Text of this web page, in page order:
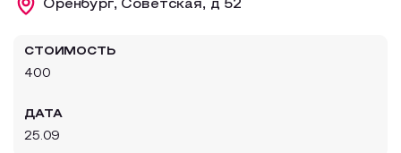
Аттестованные экскурсоводы
Все маршруты
Оренбург, Советская, д 52
СТОИМОСТЬ
400
ДАТА
25.09